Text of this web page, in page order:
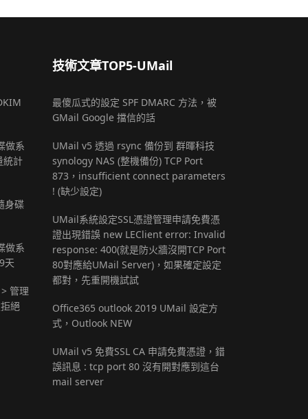
做系
統計
身碟
做系
天
管理
絕
技術文章TOP5-UMail
最傻瓜式的設定 SPF DMARC 方法，被
GMail Google 擋信的話
UMail v5 透過 rsync 備份到 群暉科技
synology NAS (整機備份) TCP Port
873，insufficient connect parameters
! (缺少設定)
UMail系統設定SSL憑證管理申請免費憑
證出現錯誤 new LEClient error: Invalid
response: 400(就是防火牆沒開TCP Port
80對應給UMail Server)，如果確定設定
都對，先重開機試試
Office365 outlook 2019 UMail 設定方
式，Outlook NEW
UMail v5 免費SSL CA 申請免費憑證，錯
誤訊息 : tcp port 80 沒有開對應到這台
mail server